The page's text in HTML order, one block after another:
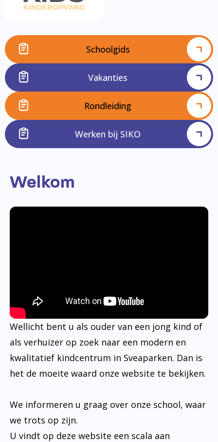
Schoolgids
Vakanties
Rondleiding
Werken bij SIKO
Welkom
Wellicht bent u als ouder van een jong kind of
als verhuizer op zoek naar een modern en
kwalitatief kindcentrum in Sveaparken. Dan is
het de moeite waard onze website te bekijken.
We informeren u graag over onze school, waar
we trots op zijn.
U vindt op deze website een scala aan